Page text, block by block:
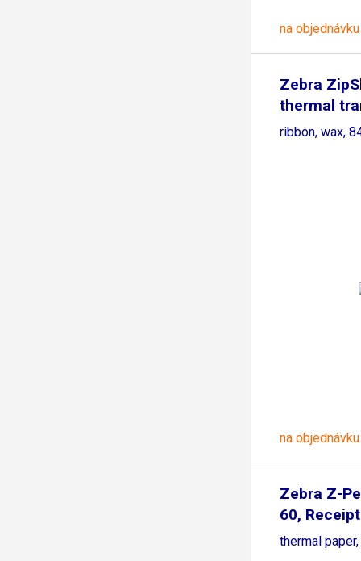
na objednávku
Zebra
thermal
ribbon, wax,
na objednávku
Zebra Z-
60,
thermal